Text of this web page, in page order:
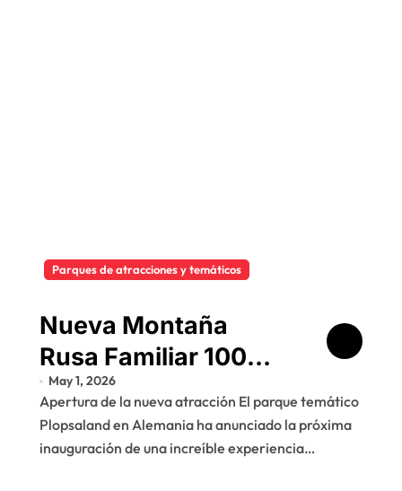
Parques de atracciones y temáticos
Nueva Montaña
Rusa Familiar 100%
Wolf Estrena en
Plopsaland
May 1, 2026
Apertura de la nueva atracción El parque temático
Plopsaland en Alemania ha anunciado la próxima
inauguración de una increíble experiencia…